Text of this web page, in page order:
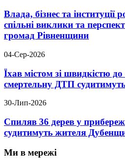
Влада, бізнес та інституції
спільні виклики та
громад Рівненщини
04-Сер-2026
Їхав містом зі швидкістю
смертельну ДТП
30-Лип-2026
Спиляв 36 дерев у
судитимуть жителя
Ми в мережі